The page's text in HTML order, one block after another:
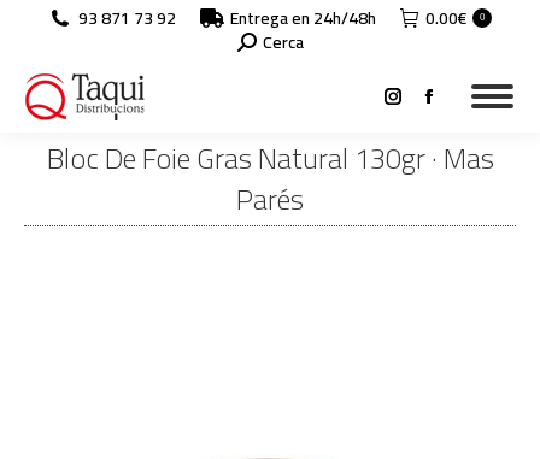
93 871 73 92 Entrega en 24h/48h 0.00€ 0
Search:
Cerca
Instagram
page
opens
new
Facebook
page
opens
new
Bloc De Foie Gras Natural 130gr · Mas
Parés
You are here: